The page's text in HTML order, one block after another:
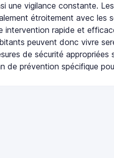
une vigilance constante.
étroitement avec les
intervention rapide et
peuvent donc vivre
de sécurité appropriées
de prévention spécifique